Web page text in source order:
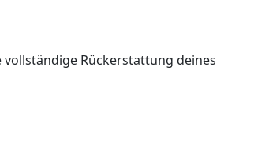
Rückerstattung deines